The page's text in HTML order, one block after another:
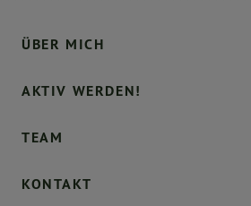
ÜBER MICH
AKTIV WERDEN!
TEAM
KONTAKT